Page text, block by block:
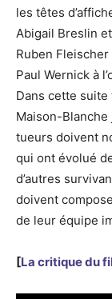
les têtes
Abigail Breslin
Ruben
Paul Wernick à
Dans cette suite
Maison-
tueurs doivent
qui ont évolué
d’autres
doivent
de leur équipe
[La critique du